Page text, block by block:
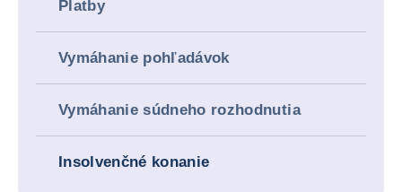
Platby
Vymáhanie pohľadávok
Vymáhanie súdneho rozhodnutia
Insolvenčné konanie